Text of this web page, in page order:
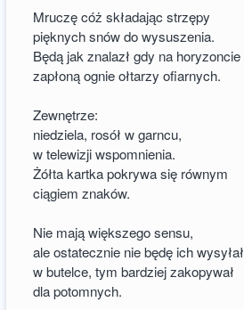
Mruczę cóż składając strzępy
pięknych snów do wysuszenia.
Będą jak znalazł gdy na horyzoncie
zapłoną ognie ołtarzy ofiarnych.
Zewnętrze:
niedziela, rosół w garncu,
w telewizji wspomnienia.
Żółta kartka pokrywa się równym
ciągiem znaków.
Nie mają większego sensu,
ale ostatecznie nie będę ich wysyłał
w butelce, tym bardziej zakopywał
dla potomnych.